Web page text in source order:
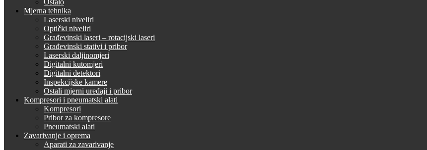
Ostalo
Mjerna tehnika
Laserski niveliri
Optički niveliri
Građevinski laseri – rotacijski laseri
Građevinski stativi i pribor
Laserski daljinomjeri
Digitalni kutomjeri
Digitalni detektori
Inspekcijske kamere
Ostali mjerni uređaji i pribor
Kompresori i pneumatski alati
Kompresori
Pribor za kompresore
Pneumatski alati
Zavarivanje i oprema
Aparati za zavarivanje